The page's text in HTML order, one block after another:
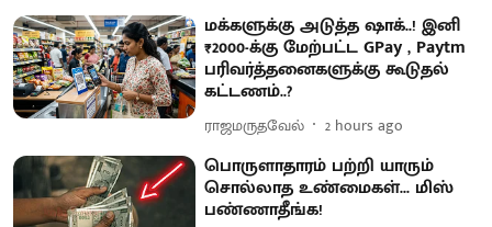
மக்களுக்கு அடுத்த ஷாக்..! இனி
₹2000-க்கு மேற்பட்ட GPay , Paytm
பரிவர்த்தனைகளுக்கு கூடுதல்
கட்டணம்..?
ராஜமருதவேல் 2 hours ago
பொருளாதாரம் பற்றி யாரும்
சொல்லாத உண்மைகள்... மிஸ்
பண்ணாதீங்க!